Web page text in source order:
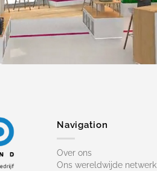
Navigation
Over ons
Ons wereldwijde netwerk